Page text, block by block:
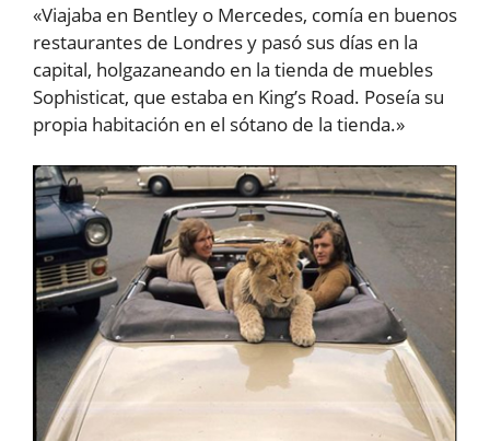
«Viajaba en Bentley o Mercedes, comía en buenos
restaurantes de Londres y pasó sus días en la
capital, holgazaneando en la tienda de muebles
Sophisticat, que estaba en King’s Road. Poseía su
propia habitación en el sótano de la tienda.»